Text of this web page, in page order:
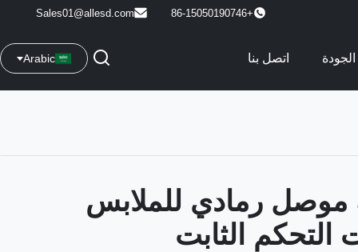
+86-15050190746
Sales01@allesd.com
اتصل بنا Arabic
رمادي للملابس
التحكم الثابت